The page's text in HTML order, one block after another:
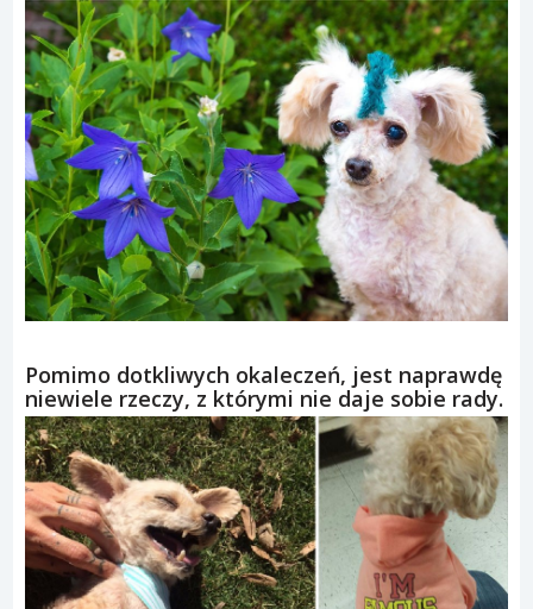
Pomimo dotkliwych okaleczeń, jest naprawdę
niewiele rzeczy, z którymi nie daje sobie rady.